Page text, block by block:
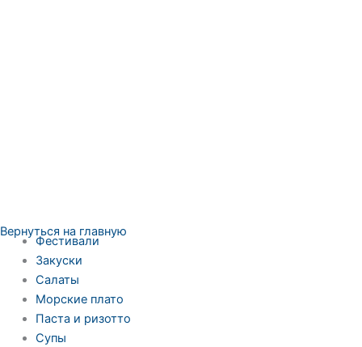
Вернуться на главную
Фестивали
Закуски
Салаты
Морские плато
Паста и ризотто
Супы